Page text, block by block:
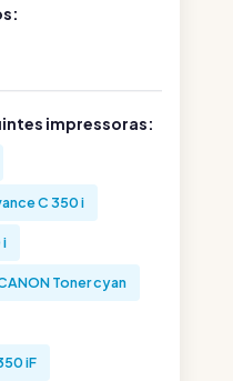
impressoras:
C 350 i
i
Toner cyan
iF